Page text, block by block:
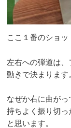
ここ１番のショ
左右への弾道は
動きで決まります
なぜか右に曲が
持ちよく振り切
と思います。